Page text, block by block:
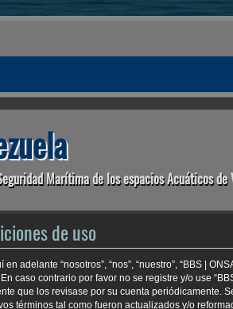
Marítima de los espacios Acuáticos de
de uso
adelante “nosotros”, “nos”, “nuestro”, “BBS |
caso contrario por favor no se registre y/o use
que los revisase por su cuenta periódicamente.
términos tal como fueron actualizados y/o